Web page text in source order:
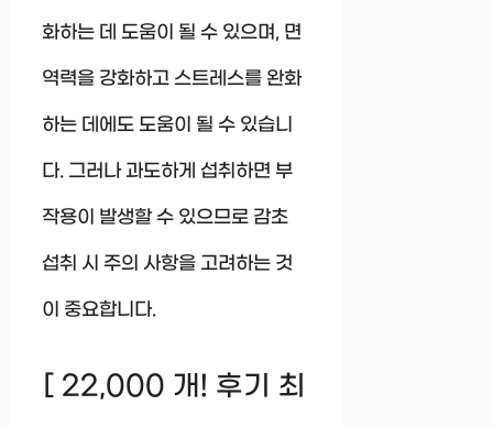
화하는 데 도움이 될 수 있으며, 면
역력을 강화하고 스트레스를 완화
하는 데에도 도움이 될 수 있습니
다. 그러나 과도하게 섭취하면 부
작용이 발생할 수 있으므로 감초
섭취 시 주의 사항을 고려하는 것
이 중요합니다.
[ 22,000 개! 후기 최